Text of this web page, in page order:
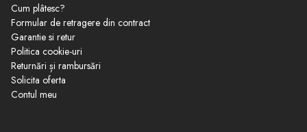
Cum plâtesc?
Formular de retragere din contract
Garantie si retur
Politica cookie-uri
Returnări și rambursări
Solicita oferta
Contul meu